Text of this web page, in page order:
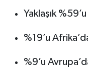
Yaklaşık
%19’u
%9’u